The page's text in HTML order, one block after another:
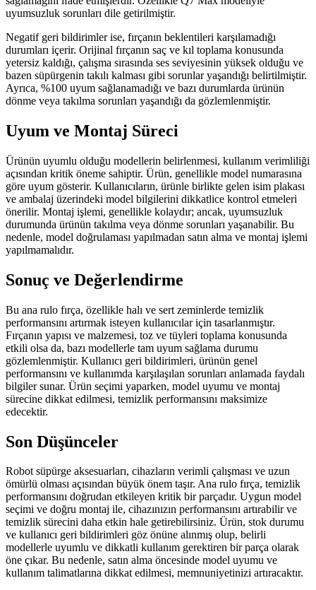
uyumsuzluk sorunları dile getirilmiştir.
Negatif geri bildirimler ise, fırçanın beklentileri karşılamadığı
durumları içerir. Orijinal fırçanın saç ve kıl toplama konusunda
yetersiz kaldığı, çalışma sırasında ses seviyesinin yüksek olduğu ve
bazen süpürgenin takılı kalması gibi sorunlar yaşandığı belirtilmiştir.
Ayrıca, %100 uyum sağlanamadığı ve bazı durumlarda ürünün
dönme veya takılma sorunları yaşandığı da gözlemlenmiştir.
Uyum ve Montaj Süreci
Ürünün uyumlu olduğu modellerin belirlenmesi, kullanım verimliliği
açısından kritik öneme sahiptir. Ürün, genellikle model numarasına
göre uyum gösterir. Kullanıcıların, ürünle birlikte gelen isim plakası
ve ambalaj üzerindeki model bilgilerini dikkatlice kontrol etmeleri
önerilir. Montaj işlemi, genellikle kolaydır; ancak, uyumsuzluk
durumunda ürünün takılma veya dönme sorunları yaşanabilir. Bu
nedenle, model doğrulaması yapılmadan satın alma ve montaj işlemi
yapılmamalıdır.
Sonuç ve Değerlendirme
Bu ana rulo fırça, özellikle halı ve sert zeminlerde temizlik
performansını artırmak isteyen kullanıcılar için tasarlanmıştır.
Fırçanın yapısı ve malzemesi, toz ve tüyleri toplama konusunda
etkili olsa da, bazı modellerle tam uyum sağlama durumu
gözlemlenmiştir. Kullanıcı geri bildirimleri, ürünün genel
performansını ve kullanımda karşılaşılan sorunları anlamada faydalı
bilgiler sunar. Ürün seçimi yaparken, model uyumu ve montaj
sürecine dikkat edilmesi, temizlik performansını maksimize
edecektir.
Son Düşünceler
Robot süpürge aksesuarları, cihazların verimli çalışması ve uzun
ömürlü olması açısından büyük önem taşır. Ana rulo fırça, temizlik
performansını doğrudan etkileyen kritik bir parçadır. Uygun model
seçimi ve doğru montaj ile, cihazınızın performansını artırabilir ve
temizlik sürecini daha etkin hale getirebilirsiniz. Ürün, stok durumu
ve kullanıcı geri bildirimleri göz önüne alınmış olup, belirli
modellerle uyumlu ve dikkatli kullanım gerektiren bir parça olarak
öne çıkar. Bu nedenle, satın alma öncesinde model uyumu ve
kullanım talimatlarına dikkat edilmesi, memnuniyetinizi artıracaktır.